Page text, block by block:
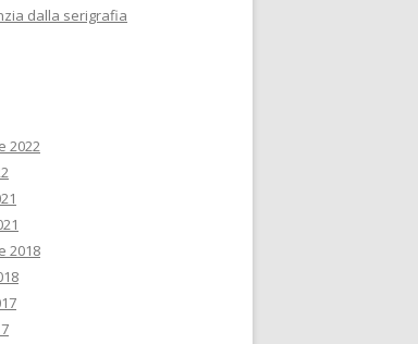
dalla serigrafia
2022
2018